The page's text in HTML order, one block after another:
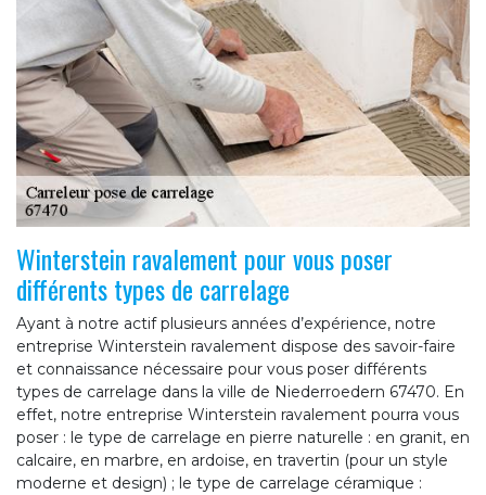
Winterstein ravalement pour vous poser
différents types de carrelage
Ayant à notre actif plusieurs années d’expérience, notre
entreprise Winterstein ravalement dispose des savoir-faire
et connaissance nécessaire pour vous poser différents
types de carrelage dans la ville de Niederroedern 67470. En
effet, notre entreprise Winterstein ravalement pourra vous
poser : le type de carrelage en pierre naturelle : en granit, en
calcaire, en marbre, en ardoise, en travertin (pour un style
moderne et design) ; le type de carrelage céramique :